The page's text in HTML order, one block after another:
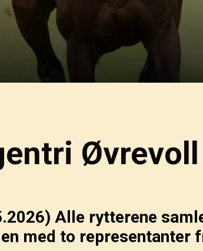
Alle rytterene
med to representanter